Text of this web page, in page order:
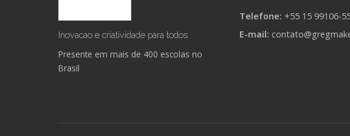
Inovacao e criatividade para todos
Presente em mais de 400 escolas no
Brasil
Telefone: +55 15 99106-
E-mail: